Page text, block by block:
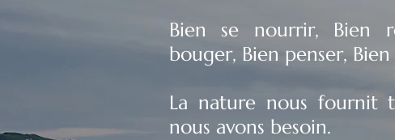
Bien se nourrir, Bien
bouger, Bien penser,
La nature nous fournit
nous avons besoin.